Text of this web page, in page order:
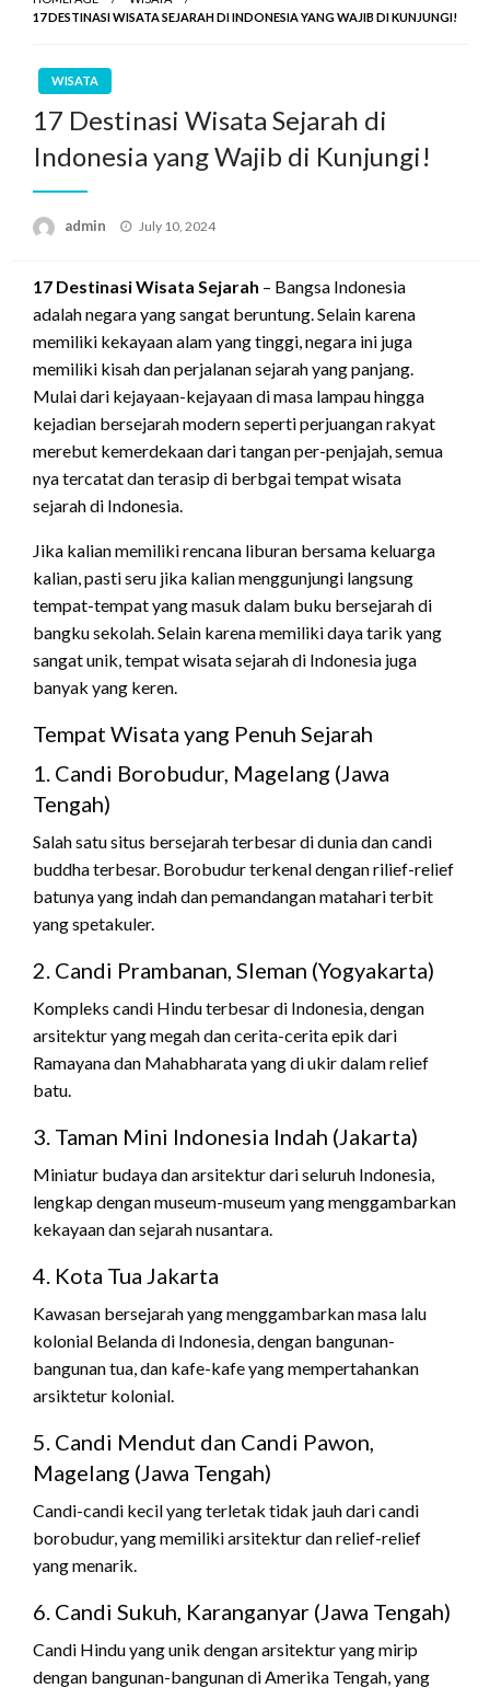
17 DESTINASI WISATA SEJARAH DI INDONESIA YANG WAJIB DI KUNJUNGI!
WISATA
17 Destinasi Wisata Sejarah di
Indonesia yang Wajib di Kunjungi!
admin
Posted
July 10, 2024
17 Destinasi Wisata Sejarah – Bangsa Indonesia
adalah negara yang sangat beruntung. Selain karena
memiliki kekayaan alam yang tinggi, negara ini juga
memiliki kisah dan perjalanan sejarah yang panjang.
Mulai dari kejayaan-kejayaan di masa lampau hingga
kejadian bersejarah modern seperti perjuangan rakyat
merebut kemerdekaan dari tangan per-penjajah, semua
nya tercatat dan terasip di berbgai tempat wisata
sejarah di Indonesia.
Jika kalian memiliki rencana liburan bersama keluarga
kalian, pasti seru jika kalian menggunjungi langsung
tempat-tempat yang masuk dalam buku bersejarah di
bangku sekolah. Selain karena memiliki daya tarik yang
sangat unik, tempat wisata sejarah di Indonesia juga
banyak yang keren.
Tempat Wisata yang Penuh Sejarah
1. Candi Borobudur, Magelang (Jawa
Tengah)
Salah satu situs bersejarah terbesar di dunia dan candi
buddha terbesar. Borobudur terkenal dengan rilief-relief
batunya yang indah dan pemandangan matahari terbit
yang spetakuler.
2. Candi Prambanan, Sleman (Yogyakarta)
Kompleks candi Hindu terbesar di Indonesia, dengan
arsitektur yang megah dan cerita-cerita epik dari
Ramayana dan Mahabharata yang di ukir dalam relief
batu.
3. Taman Mini Indonesia Indah (Jakarta)
Miniatur budaya dan arsitektur dari seluruh Indonesia,
lengkap dengan museum-museum yang menggambarkan
kekayaan dan sejarah nusantara.
4. Kota Tua Jakarta
Kawasan bersejarah yang menggambarkan masa lalu
kolonial Belanda di Indonesia, dengan bangunan-
bangunan tua, dan kafe-kafe yang mempertahankan
arsiktetur kolonial.
5. Candi Mendut dan Candi Pawon,
Magelang (Jawa Tengah)
Candi-candi kecil yang terletak tidak jauh dari candi
borobudur, yang memiliki arsitektur dan relief-relief
yang menarik.
6. Candi Sukuh, Karanganyar (Jawa Tengah)
Candi Hindu yang unik dengan arsitektur yang mirip
dengan bangunan-bangunan di Amerika Tengah, yang